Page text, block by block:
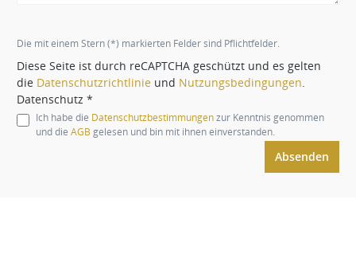
Die mit einem Stern (*) markierten Felder sind Pflichtfelder.
Diese Seite ist durch reCAPTCHA geschützt und es gelten
die Datenschutzrichtlinie und Nutzungsbedingungen
Datenschutz *
Ich habe die Datenschutzbestimmungenzur Kenntnis genommen
und die AGB gelesen und bin mit ihnen einverstanden.
Absenden